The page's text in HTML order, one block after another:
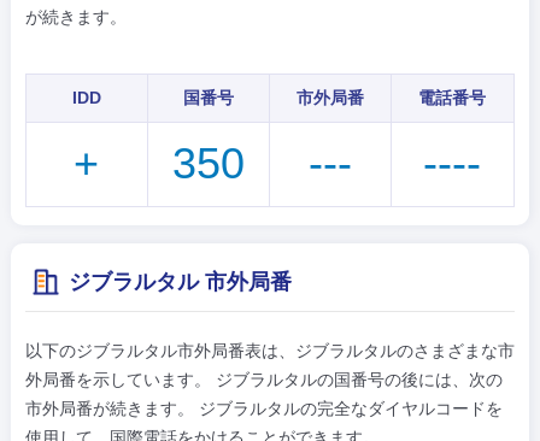
が続きます。
IDD 国番号 市外局番 電話番号
+ 350 --- ----
ジブラルタル 市外局番
以下のジブラルタル市外局番表は、ジブラルタルのさまざまな市
外局番を示しています。 ジブラルタルの国番号の後には、次の
市外局番が続きます。 ジブラルタルの完全なダイヤルコードを